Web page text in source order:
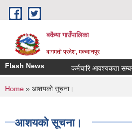
Skip to main content
बकैया गाउँपालिका
बागमती प्रदेश, मकवानपुर
Flash News कर्मचारि आवश्यकता
You are here
Home » आशयको सूचना।
आशयको सूचना।